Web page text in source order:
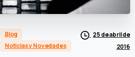
Blog
Noticias y Novedades
25 de abril de
2016